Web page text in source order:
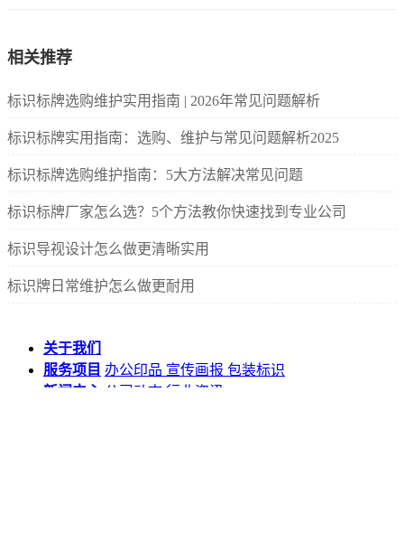
相关推荐
标识标牌选购维护实用指南 | 2026年常见问题解析
标识标牌实用指南：选购、维护与常见问题解析2025
标识标牌选购维护指南：5大方法解决常见问题
标识标牌厂家怎么选？5个方法教你快速找到专业公司
标识导视设计怎么做更清晰实用
标识牌日常维护怎么做更耐用
关于我们
服务项目 办公印品 宣传画报 包装标识
新闻中心
公司动态 行业资讯